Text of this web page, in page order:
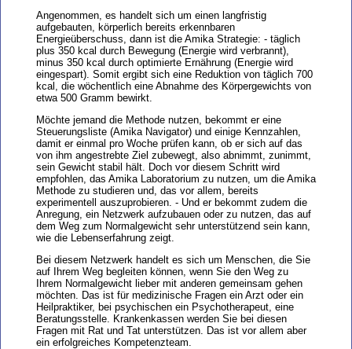
Angenommen, es handelt sich um einen langfristig
aufgebauten, körperlich bereits erkennbaren
Energieüberschuss, dann ist die Amika Strategie: - täglich
plus 350 kcal durch Bewegung (Energie wird verbrannt),
minus 350 kcal durch optimierte Ernährung (Energie wird
eingespart). Somit ergibt sich eine Reduktion von täglich 700
kcal, die wöchentlich eine Abnahme des Körpergewichts von
etwa 500 Gramm bewirkt.
Möchte jemand die Methode nutzen, bekommt er eine
Steuerungsliste (Amika Navigator) und einige Kennzahlen,
damit er einmal pro Woche prüfen kann, ob er sich auf das
von ihm angestrebte Ziel zubewegt, also abnimmt, zunimmt,
sein Gewicht stabil hält. Doch vor diesem Schritt wird
empfohlen, das Amika Laboratorium zu nutzen, um die Amika
Methode zu studieren und, das vor allem, bereits
experimentell auszuprobieren. - Und er bekommt zudem die
Anregung, ein Netzwerk aufzubauen oder zu nutzen, das auf
dem Weg zum Normalgewicht sehr unterstützend sein kann,
wie die Lebenserfahrung zeigt.
Bei diesem Netzwerk handelt es sich um Menschen, die Sie
auf Ihrem Weg begleiten können, wenn Sie den Weg zu
Ihrem Normalgewicht lieber mit anderen gemeinsam gehen
möchten. Das ist für medizinische Fragen ein Arzt oder ein
Heilpraktiker, bei psychischen ein Psychotherapeut, eine
Beratungsstelle. Krankenkassen werden Sie bei diesen
Fragen mit Rat und Tat unterstützen. Das ist vor allem aber
ein erfolgreiches Kompetenzteam.